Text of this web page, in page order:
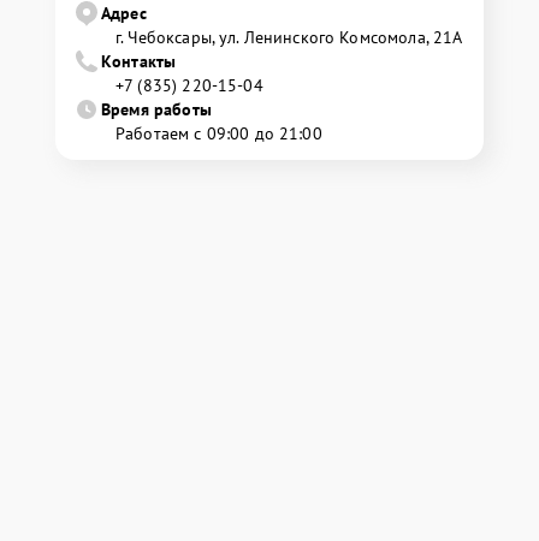
Адрес
г. Чебоксары, ул. Ленинского Комсомола, 21А
Контакты
+7 (835) 220-15-04
Время работы
Работаем с 09:00 до 21:00